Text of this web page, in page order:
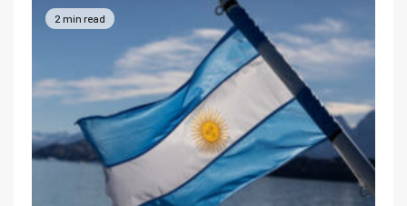
2 min read